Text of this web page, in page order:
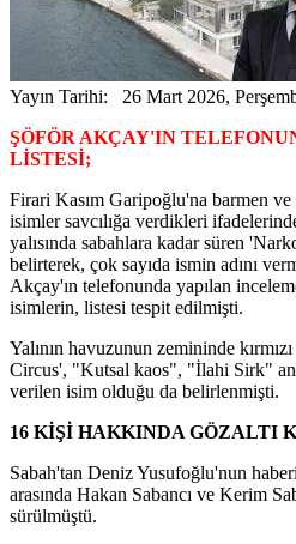
Yayın Tarihi: 26 Mart 2026,
ŞÖFÖR AKÇAY'IN
LİSTESİ;
Firari Kasım Garipoğlu'na barmen
isimler savcılığa verdikleri
yalısında sabahlara kadar süren
belirterek, çok sayıda ismin adını
Akçay'ın telefonunda yapılan
isimlerin, listesi tespit edilmişti.
Yalının havuzunun zemininde
Circus', "Kutsal kaos", "İlahi Sirk"
verilen isim olduğu da belirlenmişti.
16 KİŞİ HAKKINDA GÖZALTI
Sabah'tan Deniz Yusufoğlu'nun
arasında Hakan Sabancı ve Kerim
sürülmüştü.